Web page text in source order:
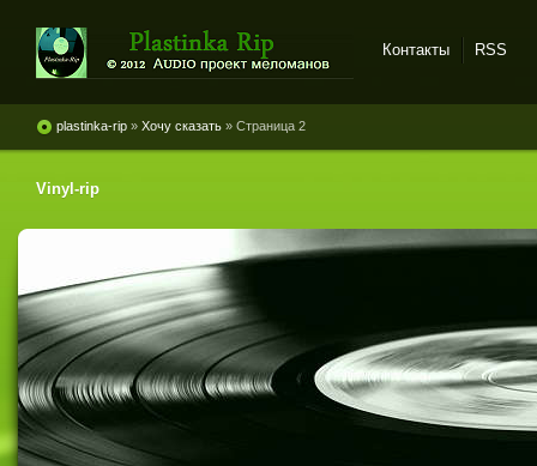
винила и магнитоальбомов
Контакты RSS
plastinka-rip » Хочу сказать » Страница 2
Vinyl-rip